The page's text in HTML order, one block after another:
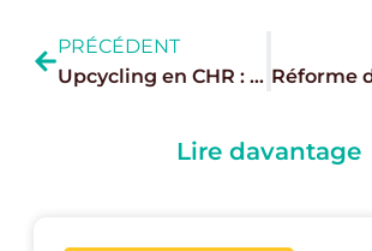
PRÉCÉDENT
Upcycling en CHR : Décorations de Noël & décos temporaires durables
Lire davantage